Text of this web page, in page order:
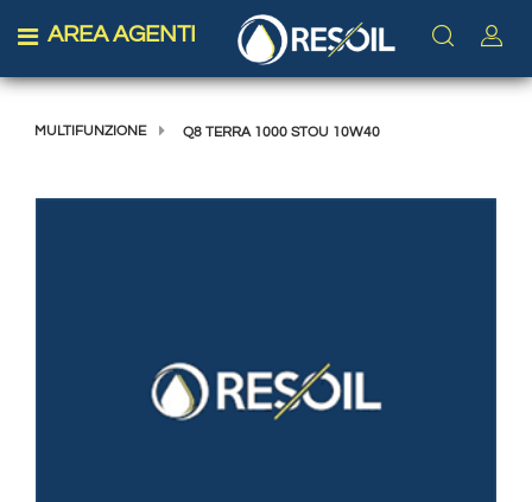
Open menu
AREA AGENTI
MULTIFUNZIONE Q8 TERRA 1000 STOU 10W40